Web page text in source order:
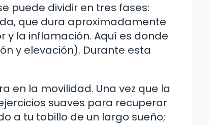
puede dividir en tres fases:
que dura aproximadamente
y la inflamación. Aquí es donde
y elevación). Durante esta
en la movilidad. Una vez que la
suaves para recuperar
a tu tobillo de un largo sueño;